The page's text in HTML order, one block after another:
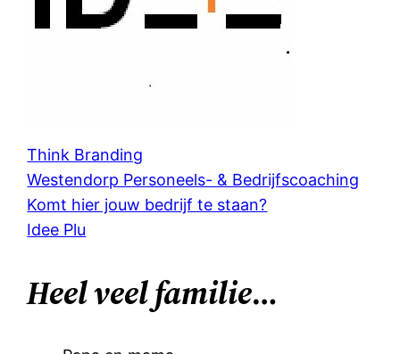
Think Branding
Westendorp Personeels- & Bedrijfscoaching
Komt hier jouw bedrijf te staan?
Idee Plu
Heel veel familie…